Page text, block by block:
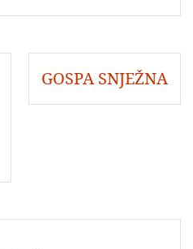
GOSPA SNJEŽNA